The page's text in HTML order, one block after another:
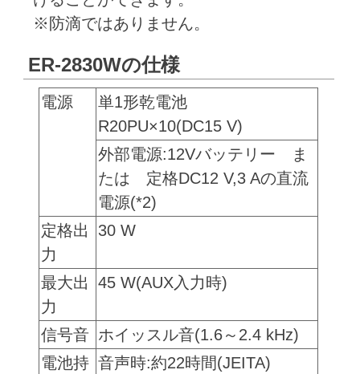
※防滴ではありません。
ER-2830Wの仕様
電源
単1形乾電池
R20PU×10(DC15 V)
外部電源:12Vバッテリー ま
たは 定格DC12 V,3 Aの直流
電源(*2)
定格出
力
30 W
最大出
力
45 W(AUX入力時)
信号音 ホイッスル音(1.6～2.4 kHz)
電池持 音声時:約22時間(JEITA)